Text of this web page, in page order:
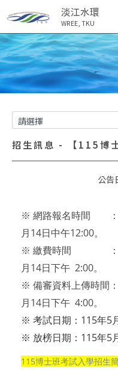
淡江水環
WREE, TKU
招生訊息 - 【115博
公告
※ 網路報名時間 ：
月14日中午12:00。
※ 繳費時間 ：115
月14日下午 2:00。
※ 備審資料上傳時間
月14日下午 4:00。
※ 考試日期：115年5
※ 放榜日期：115年5
115博士班考試入學招生